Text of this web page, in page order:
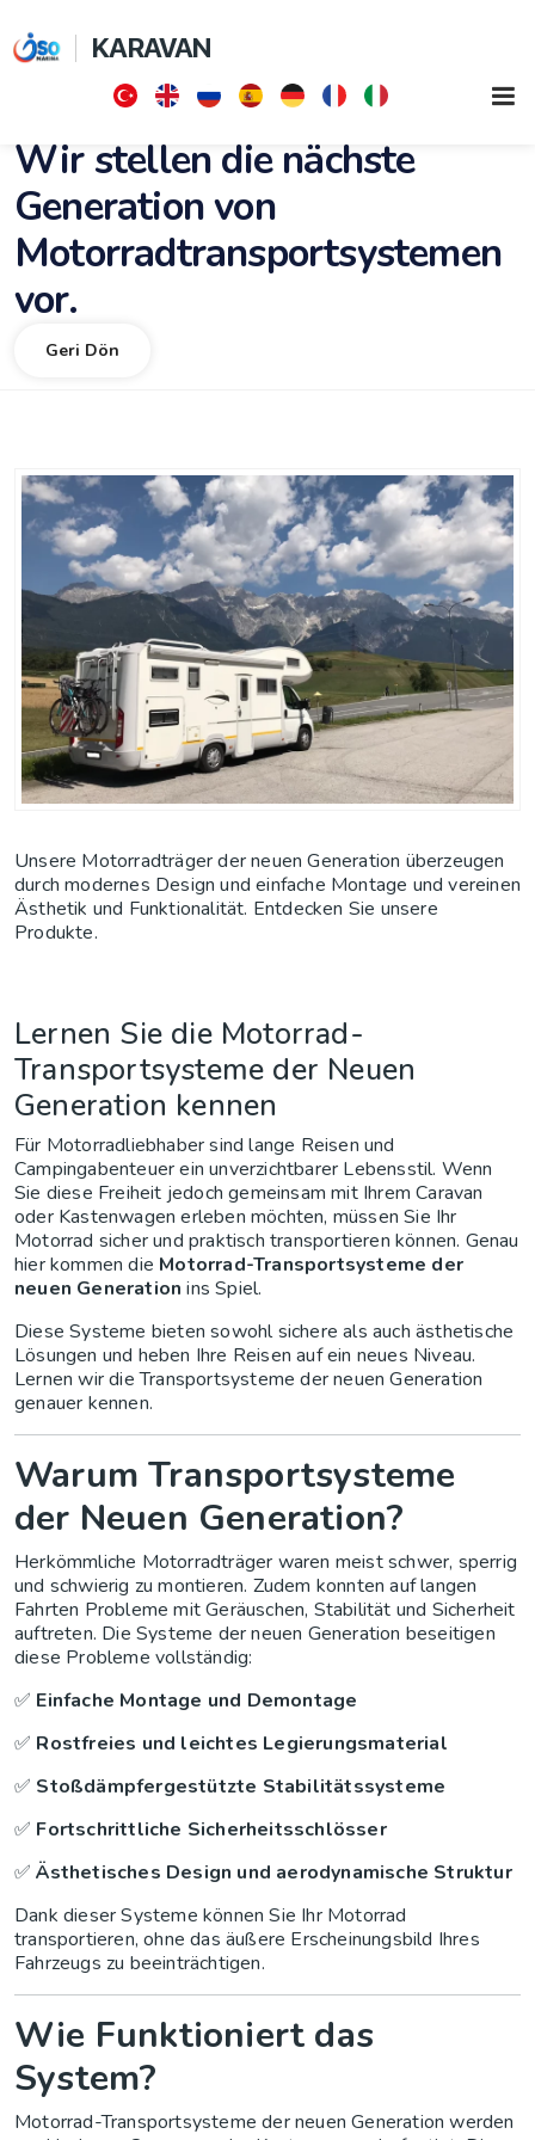
KARAVAN
Wir stellen die nächste
Generation von
Motorradtransportsystemen
vor.
Geri Dön
Unsere Motorradträger der neuen Generation überzeugen
durch modernes Design und einfache Montage und vereinen
Ästhetik und Funktionalität. Entdecken Sie unsere
Produkte.
Lernen Sie die Motorrad-
Transportsysteme der Neuen
Generation kennen
Für Motorradliebhaber sind lange Reisen und
Campingabenteuer ein unverzichtbarer Lebensstil. Wenn
Sie diese Freiheit jedoch gemeinsam mit Ihrem Caravan
oder Kastenwagen erleben möchten, müssen Sie Ihr
Motorrad sicher und praktisch transportieren können. Genau
hier kommen die Motorrad-Transportsysteme der
neuen Generation ins Spiel.
Diese Systeme bieten sowohl sichere als auch ästhetische
Lösungen und heben Ihre Reisen auf ein neues Niveau.
Lernen wir die Transportsysteme der neuen Generation
genauer kennen.
Warum Transportsysteme
der Neuen Generation?
Herkömmliche Motorradträger waren meist schwer, sperrig
und schwierig zu montieren. Zudem konnten auf langen
Fahrten Probleme mit Geräuschen, Stabilität und Sicherheit
auftreten. Die Systeme der neuen Generation beseitigen
diese Probleme vollständig:
✅ Einfache Montage und Demontage
✅ Rostfreies und leichtes Legierungsmaterial
✅ Stoßdämpfergestützte Stabilitätssysteme
✅ Fortschrittliche Sicherheitsschlösser
✅Ästhetisches Design und aerodynamische Struktur
Dank dieser Systeme können Sie Ihr Motorrad
transportieren, ohne das äußere Erscheinungsbild Ihres
Fahrzeugs zu beeinträchtigen.
Wie Funktioniert das
System?
Motorrad-Transportsysteme der neuen Generation werden